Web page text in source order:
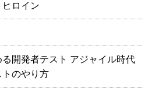
ロイン
開発者テスト アジャイル時代
のやり方